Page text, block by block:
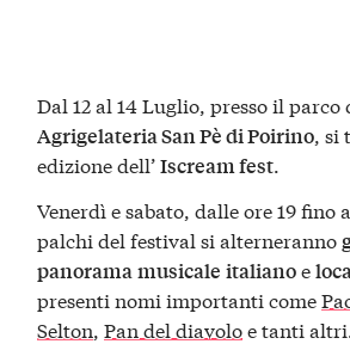
Dal 12 al 14 Luglio, presso il parco
Agrigelateria San Pè di Poirino, si
edizione dell’Iscream fest.
Venerdì e sabato, dalle ore 19 fino
palchi del festival si alterneranno
panorama musicale italianoe
presenti nomi importanti come
Selton ,Pan del diavoloe tanti altri.